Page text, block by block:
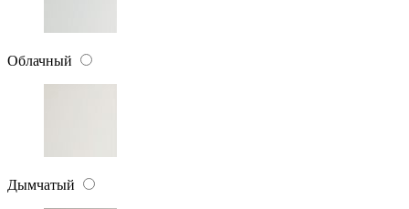
Облачный
Дымчатый